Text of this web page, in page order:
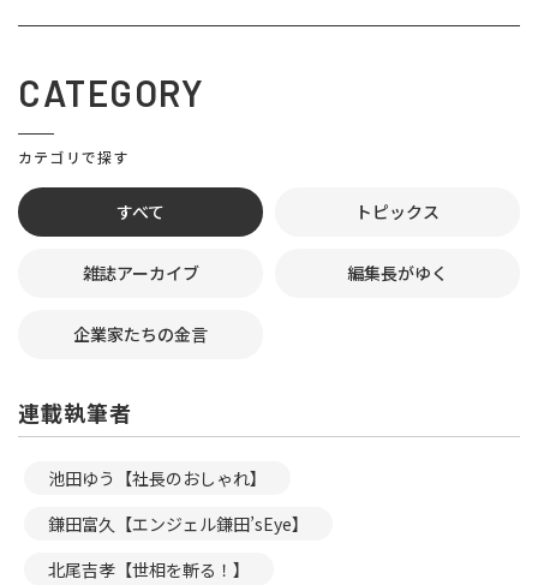
CATEGORY
カテゴリで探す
すべて トピックス
雑誌アーカイブ 編集長がゆく
企業家たちの金言
連載執筆者
池田ゆう【社長のおしゃれ】
鎌田富久【エンジェル鎌田’sEye】
北尾吉孝【世相を斬る！】